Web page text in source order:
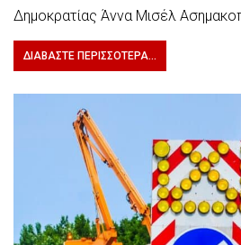
Δημοκρατίας Άννα Μισέλ
ΔΙΑΒΆΣΤΕ ΠΕΡΙΣΣΌΤΕΡΑ...